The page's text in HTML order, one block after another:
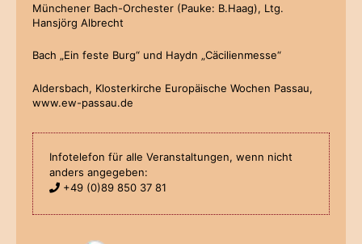
Münchener Bach-Orchester (Pauke: B.Haag), Ltg.
Hansjörg Albrecht
Bach „Ein feste Burg“ und Haydn „Cäcilienmesse“
Aldersbach, Klosterkirche Europäische Wochen Passau,
www.ew-passau.de
Infotelefon für alle Veranstaltungen, wenn nicht
anders angegeben:
+49 (0)89 850 37 81